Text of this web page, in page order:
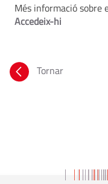
Més informació sobre
Accedeix-hi
Tornar